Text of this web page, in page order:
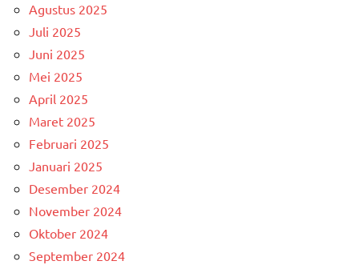
Agustus 2025
Juli 2025
Juni 2025
Mei 2025
April 2025
Maret 2025
Februari 2025
Januari 2025
Desember 2024
November 2024
Oktober 2024
September 2024